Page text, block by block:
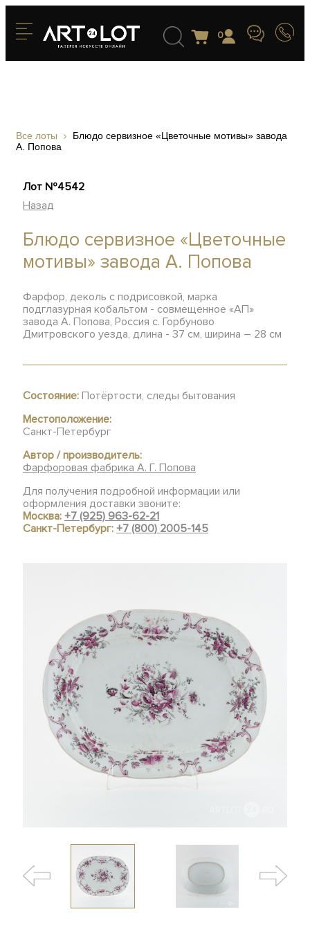
0
Все лоты
Блюдо сервизное «Цветочные мотивы» завода
А. Попова
Лот №4542
Назад
Блюдо сервизное «Цветочные
мотивы» завода А. Попова
Фарфор, деколь с подрисовкой, марка
подглазурная кобальтом - совмещенное «АП»
завода А. Попова, Россия с. Горбуново
Дмитровского уезда, длина - 37 см, ширина – 28 см
Состояние: Потёртости, следы бытования
Местоположение:
Санкт-Петербург
Автор / производитель:
Фарфоровая фабрика А. Г. Попова
Для получения подробной информации или
оформления доставки звоните:
Москва:+7 (925) 963-62-21
Санкт-Петербург:+7 (800) 2005-145